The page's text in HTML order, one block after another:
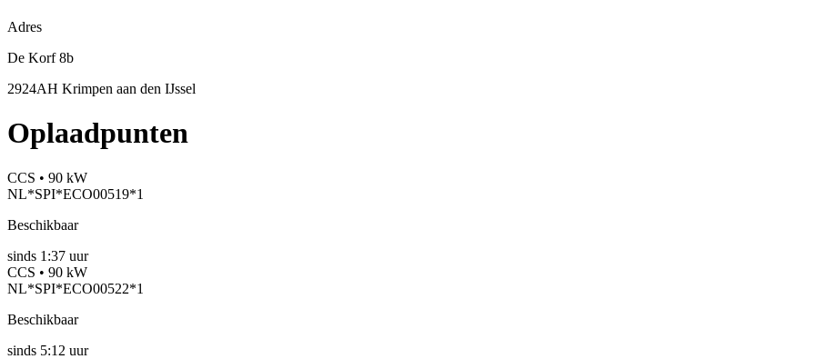
Adres
De Korf 8b
2924AH Krimpen aan den IJssel
Oplaadpunten
CCS • 90 kW
NL*SPI*ECO00519*1
Beschikbaar
sinds 1:37 uur
CCS • 90 kW
NL*SPI*ECO00522*1
Beschikbaar
sinds 5:12 uur